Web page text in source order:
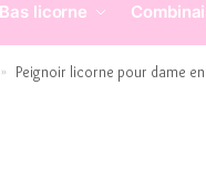
Bas licorne
» Peignoir licorne pour dame